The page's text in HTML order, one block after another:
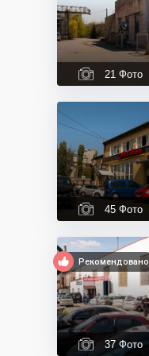
21 Фото
45 Фото
Рекомендовано
37 Фото